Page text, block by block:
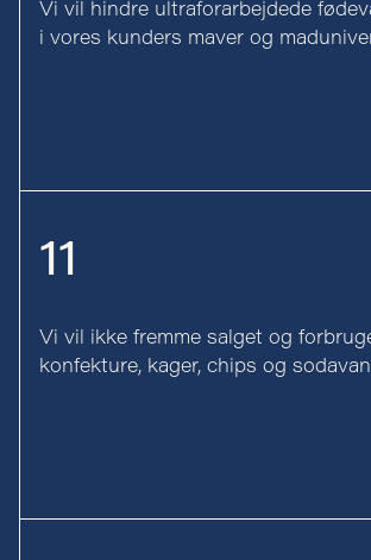
Vi vil hindre ultraforarbejdede
i vores kunders maver og
11
Vi vil ikke fremme salget og
konfekture, kager, chips og